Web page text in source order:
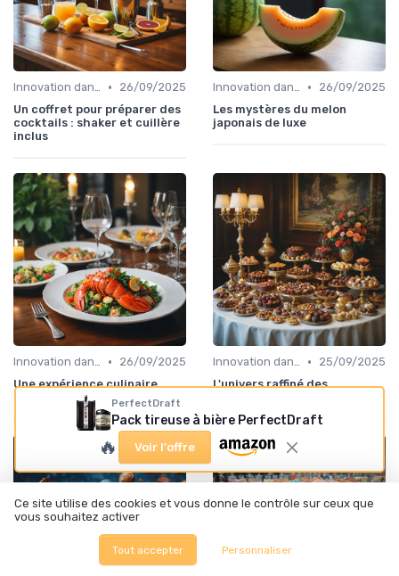
Innovation dans la food •
26/09/2025
Un coffret pour préparer des
cocktails : shaker et cuillère
inclus
Innovation dans la food •
26/09/2025
Les mystères du melon
japonais de luxe
Innovation dans la food •
26/09/2025
Une expérience culinaire
avec la salade de homard
Innovation dans la food •
25/09/2025
L'univers raffiné des
PerfectDraft
Pack tireuse à bière PerfectDraft
🔥 Voir l'offre
Ce site utilise des cookies et vous donne le contrôle sur ceux que
vous souhaitez activer
Tout accepter Personnaliser